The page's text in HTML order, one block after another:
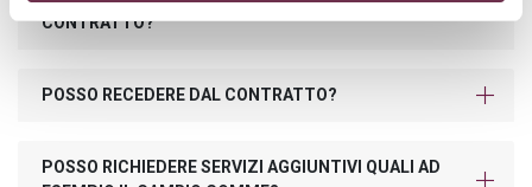
CONTRATTO?
POSSO RECEDERE DAL CONTRATTO?
POSSO RICHIEDERE SERVIZI AGGIUNTIVI QUALI AD